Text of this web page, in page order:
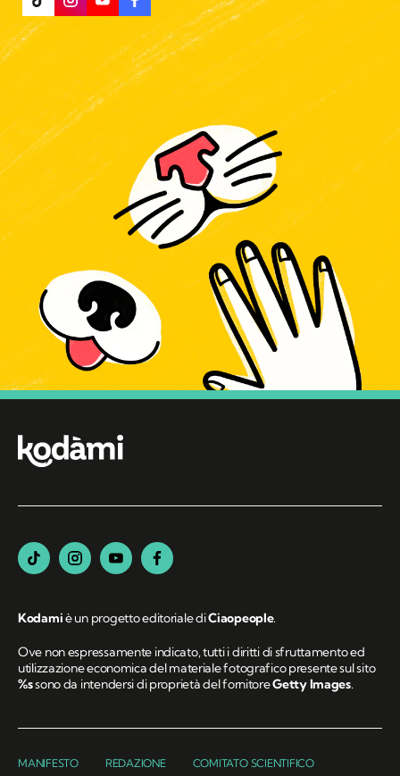
Kodamiè un progetto editoriale diCiaopeople.
Ove non espressamente indicato, tutti i diritti di sfruttamento ed
utilizzazione economica del materiale fotografico presente sul sito
%ssono da intendersi di proprietà del fornitoreGetty Images.
MANIFESTO REDAZIONE COMITATO SCIENTIFICO